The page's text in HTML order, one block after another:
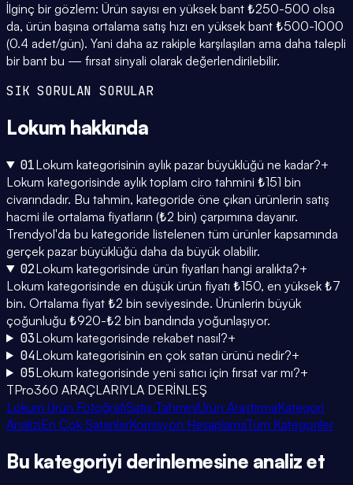
İlginç bir gözlem: Ürün sayısı en yüksek bant ₺250-500 olsa
da, ürün başına ortalama satış hızı en yüksek bant ₺500-1000
(0.4 adet/gün). Yani daha az rakiple karşılaşılan ama daha talepli
bir bant bu — fırsat sinyali olarak değerlendirilebilir.
SIK SORULAN SORULAR
Lokum hakkında
01Lokum kategorisinin aylık pazar büyüklüğü ne kadar?+
Lokum kategorisinde aylık toplam ciro tahmini ₺151 bin
civarındadır. Bu tahmin, kategoride öne çıkan ürünlerin satış
hacmi ile ortalama fiyatların (₺2 bin) çarpımına dayanır.
Trendyol'da bu kategoride listelenen tüm ürünler kapsamında
gerçek pazar büyüklüğü daha da büyük olabilir.
02Lokum kategorisinde ürün fiyatları hangi aralıkta?+
Lokum kategorisinde en düşük ürün fiyatı ₺150, en yüksek ₺7
bin. Ortalama fiyat ₺2 bin seviyesinde. Ürünlerin büyük
çoğunluğu ₺920-₺2 bin bandında yoğunlaşıyor.
03Lokum kategorisinde rekabet nasıl?+
04Lokum kategorisinin en çok satan ürünü nedir?+
05Lokum kategorisinde yeni satıcı için fırsat var mı?+
TPro360 ARAÇLARIYLA DERİNLEŞ
Lokum Ürün FotoğrafıSatış TahminiÜrün AraştırmaKategori
AnaliziEn Çok SatanlarKomisyon HesaplamaTüm Kategoriler
Bu kategoriyi derinlemesine analiz et